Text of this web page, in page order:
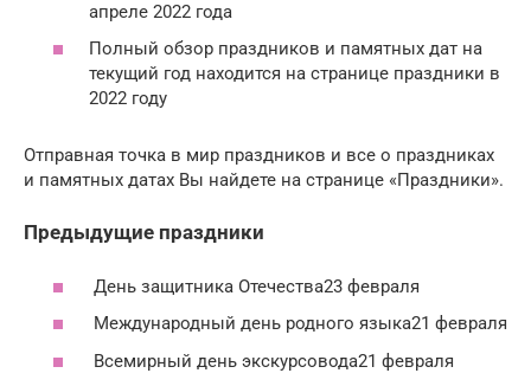
апреле 2022 года
Полный обзор праздников и памятных дат на
текущий год находится на странице праздники в
2022 году
Отправная точка в мир праздников и все о праздниках
и памятных датах Вы найдете на странице «Праздники».
Предыдущие праздники
День защитника Отечества23 февраля
Международный день родного языка21 февраля
Всемирный день экскурсовода21 февраля